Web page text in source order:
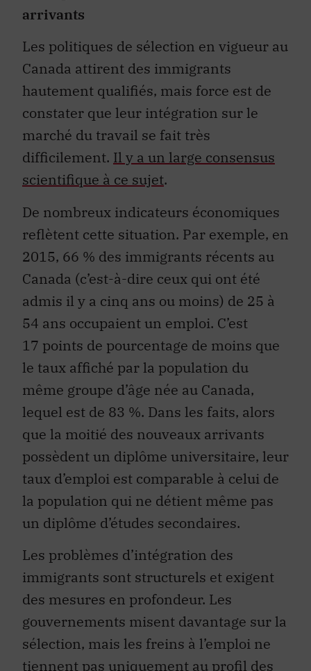
arrivants
Les politiques de sélection en vigueur au
Canada attirent des immigrants
hautement qualifiés, mais force est de
constater que leur intégration sur le
marché du travail se fait très
difficilement. Il y a un large consensus
scientifique à ce sujet.
De nombreux indicateurs économiques
reflètent cette situation. Par exemple, en
2015, 66 % des immigrants récents au
Canada (c’est-à-dire ceux qui ont été
admis il y a cinq ans ou moins) de 25 à
54 ans occupaient un emploi. C’est
17 points de pourcentage de moins que
le taux affiché par la population du
même groupe d’âge née au Canada,
lequel est de 83 %. Dans les faits, alors
que la moitié des nouveaux arrivants
possèdent un diplôme universitaire, leur
taux d’emploi est comparable à celui de
la population qui ne détient même pas
un diplôme d’études secondaires.
Les problèmes d’intégration des
immigrants sont structurels et exigent
des mesures en profondeur. Les
gouvernements misent davantage sur la
sélection, mais les freins à l’emploi ne
tiennent pas uniquement au profil des